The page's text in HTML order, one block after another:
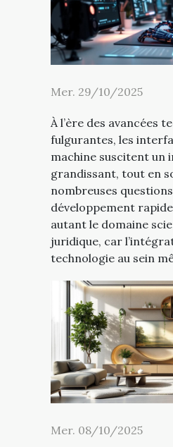
Mer. 29/10/2025
À l’ère des avancées
fulgurantes, les
machine suscitent un
grandissant, tout en
nombreuses
développement
autant le domaine
juridique, car
technologie au sein
Mer. 08/10/2025